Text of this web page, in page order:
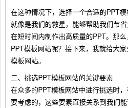
在这种情况下，选择一个合适的PPT
就像是我们的救星，能够帮助我们节
在短时间内制作出高质量的PPT。那
PPT模板网站呢？接下来，我就给大
模板网站。
二、挑选PPT模板网站的关键要素
在众多的PPT模板网站中进行挑选时
要考虑的，这些要素直接关系到我们